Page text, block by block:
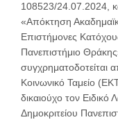
108523/24.07.2024,
«Απόκτηση
Επιστήμονες
Πανεπιστήμιο
Κοινωνικό Ταμείο
δικαιούχο τον
Δημοκριτείου